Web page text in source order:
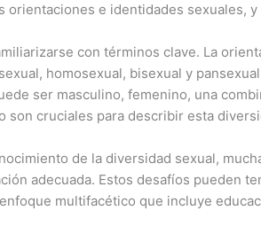
e identidades sexuales,
con términos clave. La
homosexual, bisexual y
ser masculino, femenino, una
cruciales para describir esta
de la diversidad sexual,
adecuada. Estos desafíos pueden
multifacético que incluye